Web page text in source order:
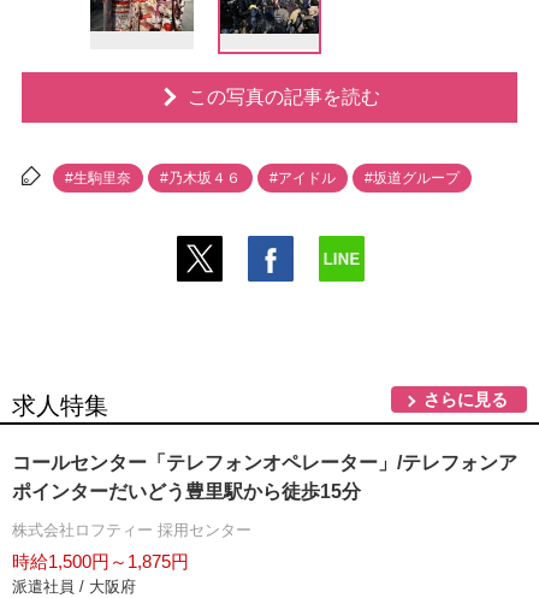
この写真の記事を読む
#生駒里奈 #乃木坂４６ #アイドル #坂道グループ
求人特集 さらに見る
コールセンター「テレフォンオペレーター」/テレフォンア
ポインターだいどう豊里駅から徒歩15分
株式会社ロフティー 採用センター
時給1,500円～1,875円
派遣社員 / 大阪府